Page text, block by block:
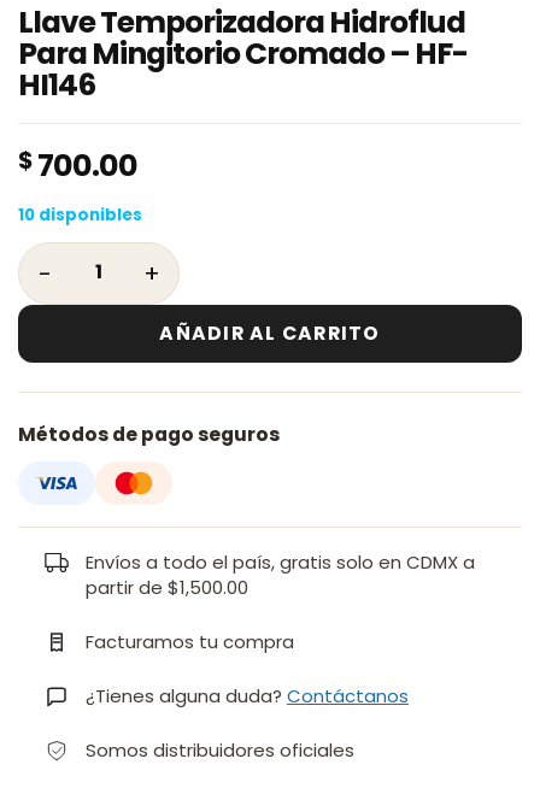
Llave Temporizadora Hidroflud
Para Mingitorio Cromado – HF-
HI146
$700.00
10 disponibles
Llave Temporizadora Hidroflud Para
AÑADIR AL CARRITO
Métodos de pago seguros
Envíos a todo el país, gratis solo en CDMX a
partir de $1,500.00
Facturamos tu compra
¿Tienes alguna duda? Contáctanos
Somos distribuidores oficiales